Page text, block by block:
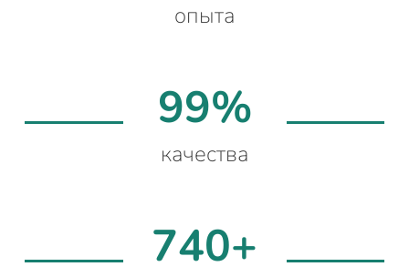
опыта
99%
качества
740+